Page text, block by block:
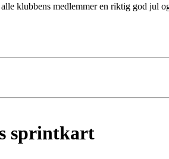
klubbens medlemmer en riktig god jul
sprintkart